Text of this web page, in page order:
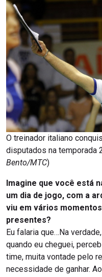
O treinador italiano
disputados na temporada
Bento/MTC)
Imagine que você está
um dia de jogo, com a
viu em vários
presentes?
Eu falaria que…Na
quando eu cheguei,
time, muita vontade pelo
necessidade de ganhar.